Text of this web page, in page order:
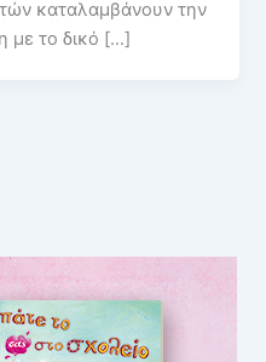
καταλαμβάνουν την
με το δικό […]